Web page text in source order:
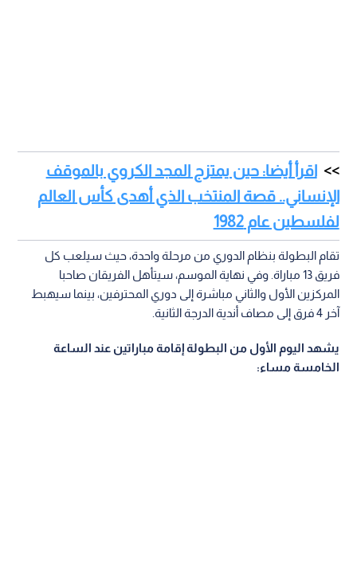
اقرأ أيضا: حين يمتزج المجد الكروي بالموقف
الإنساني.. قصة المنتخب الذي أهدى كأس العالم
لفلسطين عام 1982
تقام البطولة بنظام الدوري من مرحلة واحدة، حيث سيلعب كل
فريق 13 مباراة. وفي نهاية الموسم، سيتأهل الفريقان صاحبا
المركزين الأول والثاني مباشرة إلى دوري المحترفين، بينما سيهبط
آخر 4 فرق إلى مصاف أندية الدرجة الثانية.
يشهد اليوم الأول من البطولة إقامة مباراتين عند الساعة
الخامسة مساء: